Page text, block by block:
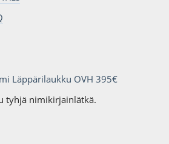
Läppärilaukku OVH 395€
tyhjä nimikirjainlätkä.